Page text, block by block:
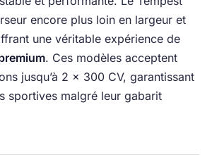
encore plus loin en largeur et
une véritable expérience de
. Ces modèles acceptent
jusqu’à 2 × 300 CV, garantissant
sportives malgré leur gabarit